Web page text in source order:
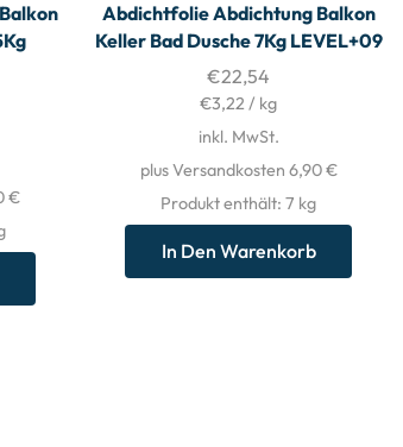
€
Abdichtfolie Abdichtung Balkon
Keller Bad Dusche 7Kg LEVEL+09
€22,54
€3,22 / kg
inkl. MwSt.
plus Versandkosten 6,90 €
Produkt enthält: 7 kg
In Den Warenkorb